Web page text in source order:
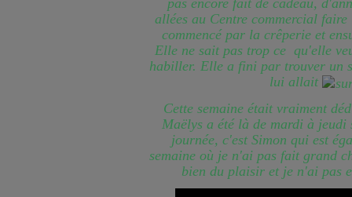
pas encore fait de cadeau,
allées au Centre commercial faire
commencé par la crêperie et
Elle ne sait pas trop ce qu'elle
habiller. Elle a fini par trouver un
lui allait
Cette semaine était vraiment
Maëlys a été là de mardi à
journée, c'est Simon qui est
semaine où je n'ai pas fait grand
bien du plaisir et je n'ai pas